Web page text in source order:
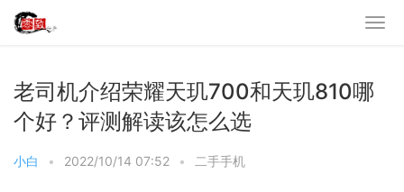
老司机介绍荣耀天玑700和天玑810哪
个好？评测解读该怎么选
小白 • 2022/10/14 07:52 • 二手手机